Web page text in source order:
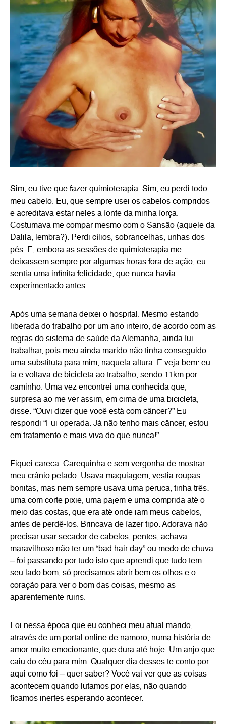
Sim, eu tive que fazer quimioterapia. Sim, eu perdi todo
meu cabelo. Eu, que sempre usei os cabelos compridos
e acreditava estar neles a fonte da minha força.
Costumava me compar mesmo com o Sansão (aquele da
Dalila, lembra?). Perdi cílios, sobrancelhas, unhas dos
pés. E, embora as sessões de quimioterapia me
deixassem sempre por algumas horas fora de ação, eu
sentia uma infinita felicidade, que nunca havia
experimentado antes.
Após uma semana deixei o hospital. Mesmo estando
liberada do trabalho por um ano inteiro, de acordo com as
regras do sistema de saúde da Alemanha, ainda fui
trabalhar, pois meu ainda marido não tinha conseguido
uma substituta para mim, naquela altura. E veja bem: eu
ia e voltava de bicicleta ao trabalho, sendo 11km por
caminho. Uma vez encontrei uma conhecida que,
surpresa ao me ver assim, em cima de uma bicicleta,
disse: “Ouvi dizer que você está com câncer?” Eu
respondi “Fui operada. Já não tenho mais câncer, estou
em tratamento e mais viva do que nunca!”
Fiquei careca. Carequinha e sem vergonha de mostrar
meu crânio pelado. Usava maquiagem, vestia roupas
bonitas, mas nem sempre usava uma peruca, tinha três:
uma com corte pixie, uma pajem e uma comprida até o
meio das costas, que era até onde iam meus cabelos,
antes de perdê-los. Brincava de fazer tipo. Adorava não
precisar usar secador de cabelos, pentes, achava
maravilhoso não ter um “bad hair day” ou medo de chuva
– foi passando por tudo isto que aprendi que tudo tem
seu lado bom, só precisamos abrir bem os olhos e o
coração para ver o bom das coisas, mesmo as
aparentemente ruins.
Foi nessa época que eu conheci meu atual marido,
através de um portal online de namoro, numa história de
amor muito emocionante, que dura até hoje. Um anjo que
caiu do céu para mim. Qualquer dia desses te conto por
aqui como foi – quer saber? Você vai ver que as coisas
acontecem quando lutamos por elas, não quando
ficamos inertes esperando acontecer.